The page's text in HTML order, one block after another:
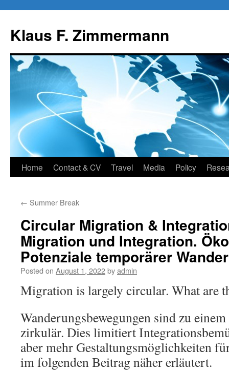
content
Klaus F. Zimmermann
Home Contact & CV Travel Media Policy
← Summer Break
Circular Migration &
Migration und Integration.
Potenziale temporärer
Posted on August 1, 2022byadmin
Migration is largely circular. What are
Wanderungsbewegungen sind zu
zirkulär. Dies limitiert
aber mehr Gestaltungsmöglichkeiten
im folgenden Beitrag näher erläutert.